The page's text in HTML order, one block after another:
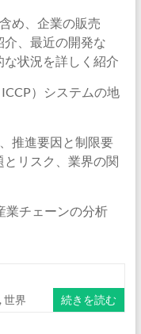
め、企業の販売
、最近の開発な
状況を詳しく紹介
）システムの地
推進要因と制限要
リスク、業界の関
業チェーンの分析
, 世界 続きを読む